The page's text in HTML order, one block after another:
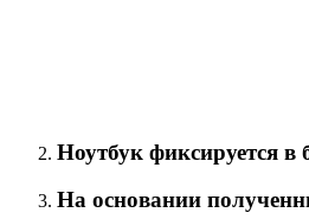
Ноутбук фиксируется в
На основании